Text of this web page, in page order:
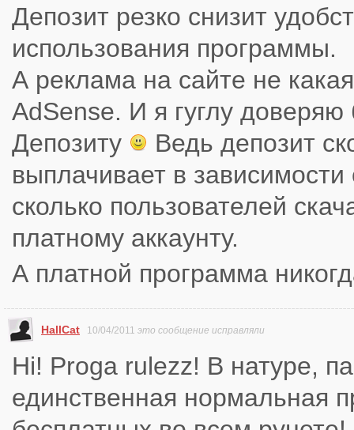
Депозит резко снизит
использования программы.
А реклама на сайте не
AdSense. И я гуглу
Депозиту
Ведь депозит
выплачивает в зависимости
сколько пользователей
платному аккаунту.
А платной программа
HallCat 10/04/2011 это сообщение исправляли
Hi! Proga rulezz! В натуре,
единственная нормальная